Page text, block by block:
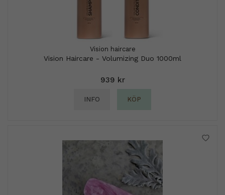
Vision haircare
Vision Haircare - Volumizing Duo 1000ml
939 kr
INFO KÖP